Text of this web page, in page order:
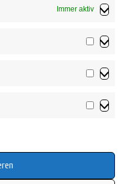
Immer aktiv